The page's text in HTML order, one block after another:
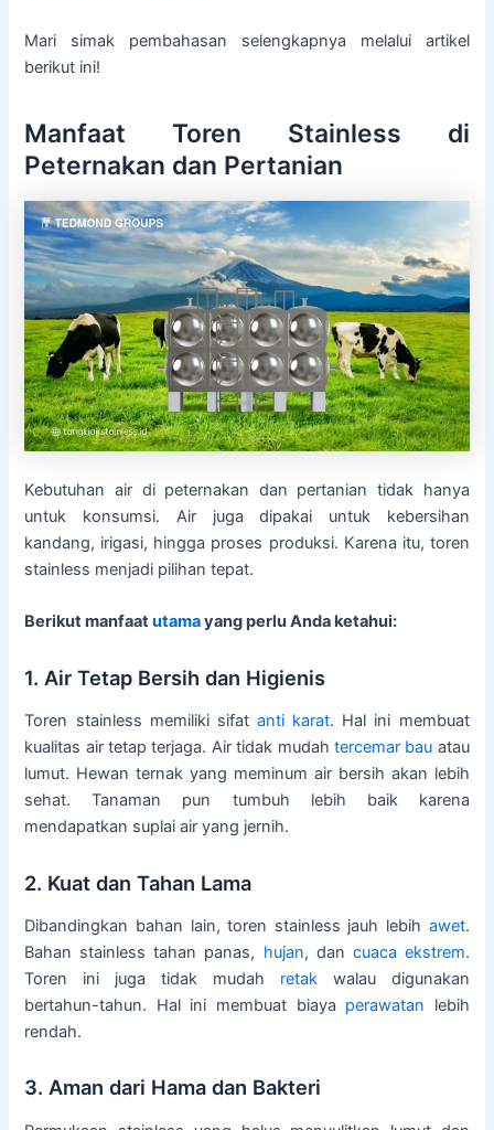
Mari simak pembahasan selengkapnya melalui artikel
berikut ini!
Manfaat Toren Stainless di
Peternakan dan Pertanian
Kebutuhan air di peternakan dan pertanian tidak hanya
untuk konsumsi. Air juga dipakai untuk kebersihan
kandang, irigasi, hingga proses produksi. Karena itu, toren
stainless menjadi pilihan tepat.
Berikut manfaatutamayang perlu Anda ketahui:
1. Air Tetap Bersih dan Higienis
Toren stainless memiliki sifat anti karat. Hal ini membuat
kualitas air tetap terjaga. Air tidak mudah tercemar bau atau
lumut. Hewan ternak yang meminum air bersih akan lebih
sehat. Tanaman pun tumbuh lebih baik karena
mendapatkan suplai air yang jernih.
2. Kuat dan Tahan Lama
Dibandingkan bahan lain, toren stainless jauh lebih awet.
Bahan stainless tahan panas, hujan, dan cuaca ekstrem.
Toren ini juga tidak mudah retakwalau digunakan
bertahun-tahun. Hal ini membuat biaya perawatan lebih
rendah.
3. Aman dari Hama dan Bakteri